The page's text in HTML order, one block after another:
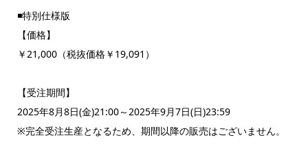
◾️特別仕様版
【価格】
￥21,000（税抜価格￥19,091）
【受注期間】
2025年8月8日(金)21:00～2025年9月7日(日)23:59
※完全受注生産となるため、期間以降の販売はございません。